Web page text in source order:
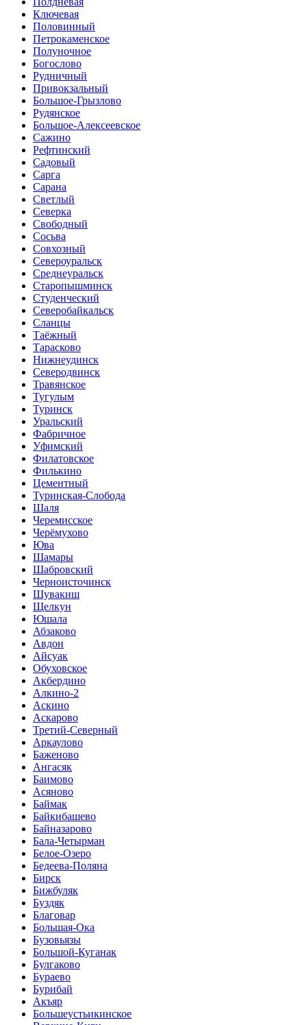
Ключевая
Половинный
Петрокаменское
Полуночное
Богослово
Рудничный
Привокзальный
Большое-Грызлово
Рудянское
Большое-Алексеевское
Сажино
Рефтинский
Садовый
Сарга
Сарана
Светлый
Северка
Свободный
Сосьва
Совхозный
Североуральск
Среднеуральск
Старопышминск
Студенческий
Северобайкальск
Сланцы
Таёжный
Тарасково
Нижнеудинск
Северодвинск
Травянское
Тугулым
Туринск
Уральский
Фабричное
Уфимский
Филатовское
Филькино
Цементный
Туринская-Слобода
Шаля
Черемисское
Черёмухово
Юва
Шамары
Шабровский
Черноисточинск
Шувакиш
Щелкун
Юшала
Абзаково
Авдон
Айсуак
Обуховское
Акбердино
Алкино-2
Аскино
Аскарово
Третий-Северный
Аркаулово
Баженово
Ангасяк
Баимово
Асяново
Баймак
Байкибашево
Байназарово
Бала-Четырман
Белое-Озеро
Бедеева-Поляна
Бирск
Бижбуляк
Буздяк
Благовар
Большая-Ока
Бузовьязы
Большой-Куганак
Булгаково
Бураево
Бурибай
Акъяр
Большеустьикинское